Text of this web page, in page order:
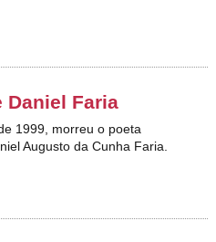
Daniel Faria
1999, morreu o poeta
Augusto da Cunha Faria.